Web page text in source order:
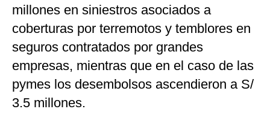
millones en siniestros asociados a
coberturas por terremotos y temblores en
seguros contratados por grandes
empresas, mientras que en el caso de las
pymes los desembolsos ascendieron a S/
3.5 millones.